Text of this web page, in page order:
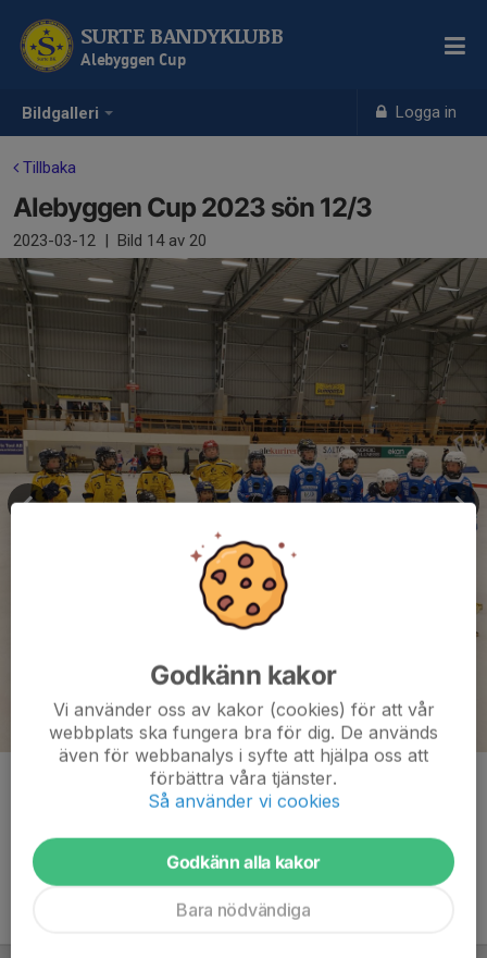
Bildgalleri Logga in
SURTE BANDYKLUBB
Alebyggen Cup
Tillbaka
Alebyggen Cup 2023 sön 12/3
2023-03-12 | Bild 14av 20
Godkänn kakor
Vi använder oss av kakor (cookies) för att vår
webbplats ska fungera bra för dig. De används
även för webbanalys i syfte att hjälpa oss att
förbättra våra tjänster.
Så använder vi cookies
Godkänn alla kakor
Bara nödvändiga